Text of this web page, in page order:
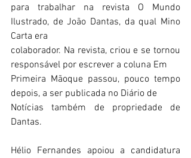
para trabalhar na revista O Mundo
Ilustrado, de João Dantas, da qual Mino
Carta era
colaborador. Na revista, criou e se tornou
responsável por escrever a coluna Em
Primeira Mãoque passou, pouco tempo
depois, a ser publicada no Diário de
Notícias também de propriedade de
Dantas.
Hélio Fernandes apoiou a candidatura